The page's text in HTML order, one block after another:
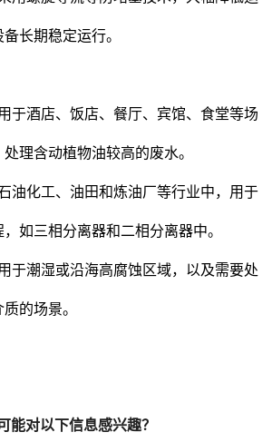
长期稳定运行。
于酒店、饭店、餐厅、宾馆、食堂等场
理含动植物油较高的废水。
油化工、油田和炼油厂等行业中，用于
如三相分离器和二相分离器中。
于潮湿或沿海高腐蚀区域，以及需要处
的场景。
能对以下信息感兴趣？